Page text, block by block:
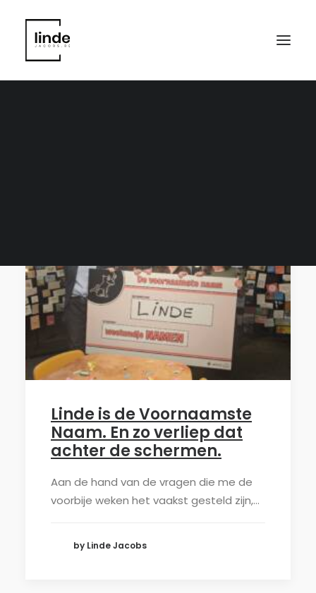
Linde is de Voornaamste
Naam. En zo verliep dat
achter de schermen.
Aan de hand van de vragen die me de
voorbije weken het vaakst gesteld zijn,…
by Linde Jacobs